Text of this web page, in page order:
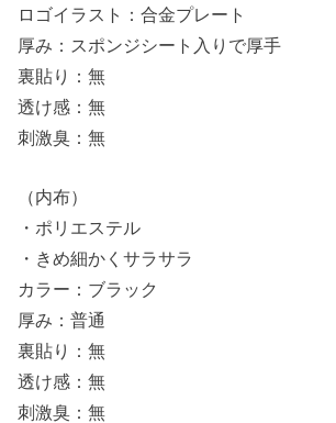
ロゴイラスト：合金プレート
厚み：スポンジシート入りで厚手
裏貼り：無
透け感：無
刺激臭：無
（内布）
・ポリエステル
・きめ細かくサラサラ
カラー：ブラック
厚み：普通
裏貼り：無
透け感：無
刺激臭：無